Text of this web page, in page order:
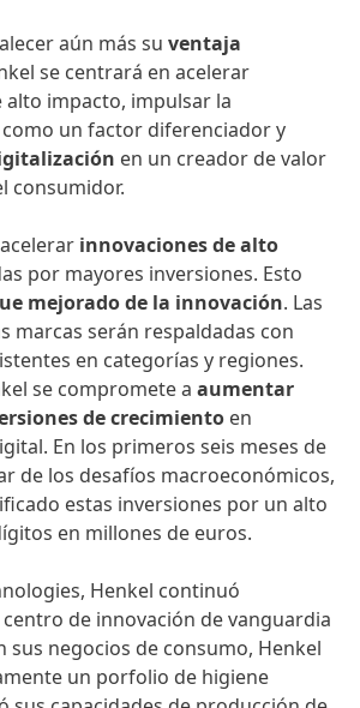
aún más su ventaja
se centrará en acelerar
alto impacto, impulsar la
como un factor diferenciador y
en un creador de valor
consumidor.
innovaciones de alto
por mayores inversiones. Esto
mejorado de la innovación. Las
marcas serán respaldadas con
en categorías y regiones.
se compromete a aumentar
de crecimiento en
En los primeros seis meses de
de los desafíos macroeconómicos,
estas inversiones por un alto
en millones de euros.
Henkel continuó
de innovación de vanguardia
sus negocios de consumo, Henkel
un porfolio de higiene